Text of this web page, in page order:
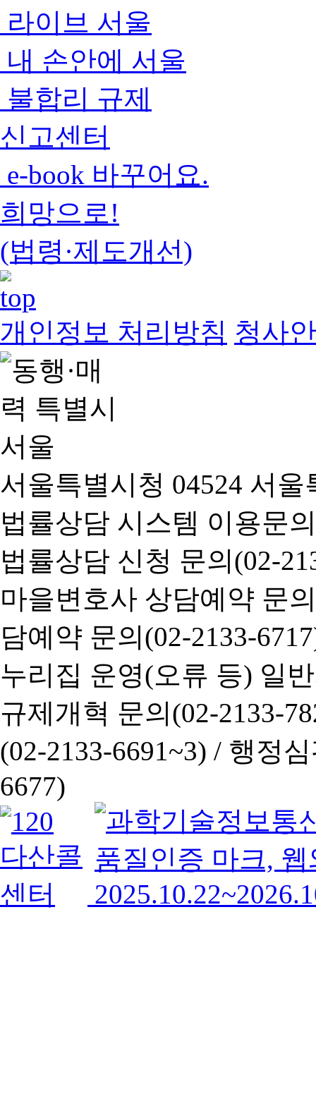
라이브 서울
내 손안에 서울
불합리 규제
신고센터
e-book 바꾸어요.
희망으로!
(법령·제도개선)
개인정보 처리방침 청사
서울특별시청 04524 서
법률상담 시스템 이용문
법률상담 신청 문의(02-
마을변호사 상담예약 문
담예약 문의(02-2133-
누리집 운영(오류 등) 일
규제개혁 문의(02-2133-
(02-2133-6691~3) / 행정심
6677)